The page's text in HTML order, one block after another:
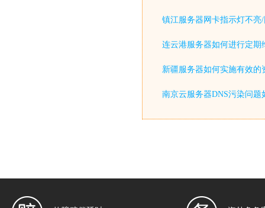
镇江服务器网卡指示灯不亮
连云港服务器如何进行定期
新疆服务器如何实施有效的
南京云服务器DNS污染问题